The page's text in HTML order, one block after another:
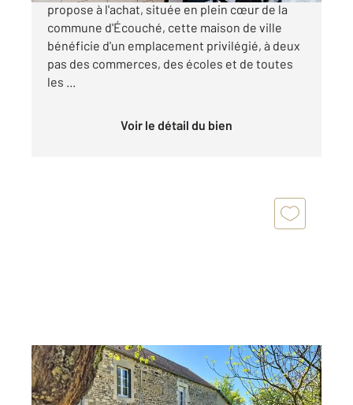
propose à l'achat, située en plein cœur de la
commune d'Écouché, cette maison de ville
bénéficie d'un emplacement privilégié, à deux
pas des commerces, des écoles et de toutes
les ...
Voir le détail du bien
ECOUCHE LES VALLEES 61
115,37 m2, 6 pièces
Ref : 12991